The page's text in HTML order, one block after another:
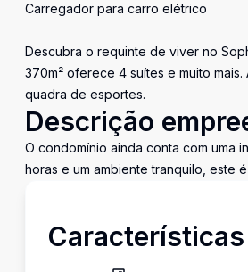
Carregador para carro elétrico
Descubra o requinte de viver no
370m² oferece 4 suítes e muito
quadra de esportes.
Descrição
O condomínio ainda conta com uma
horas e um ambiente tranquilo, este
Características